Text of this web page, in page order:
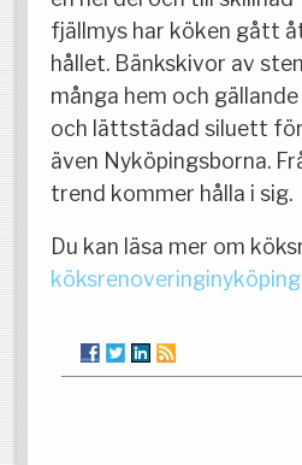
fjällmys har köken gått
hållet. Bänkskivor av
många hem och
och lättstädad siluett
även Nyköpingsborna.
trend kommer hålla i sig.
Du kan läsa mer om